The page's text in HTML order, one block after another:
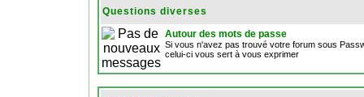
Questions diverses
Autour des mots de passe
Si vous n'avez pas trouvé votre forum sous
celui-ci vous sert à vous exprimer